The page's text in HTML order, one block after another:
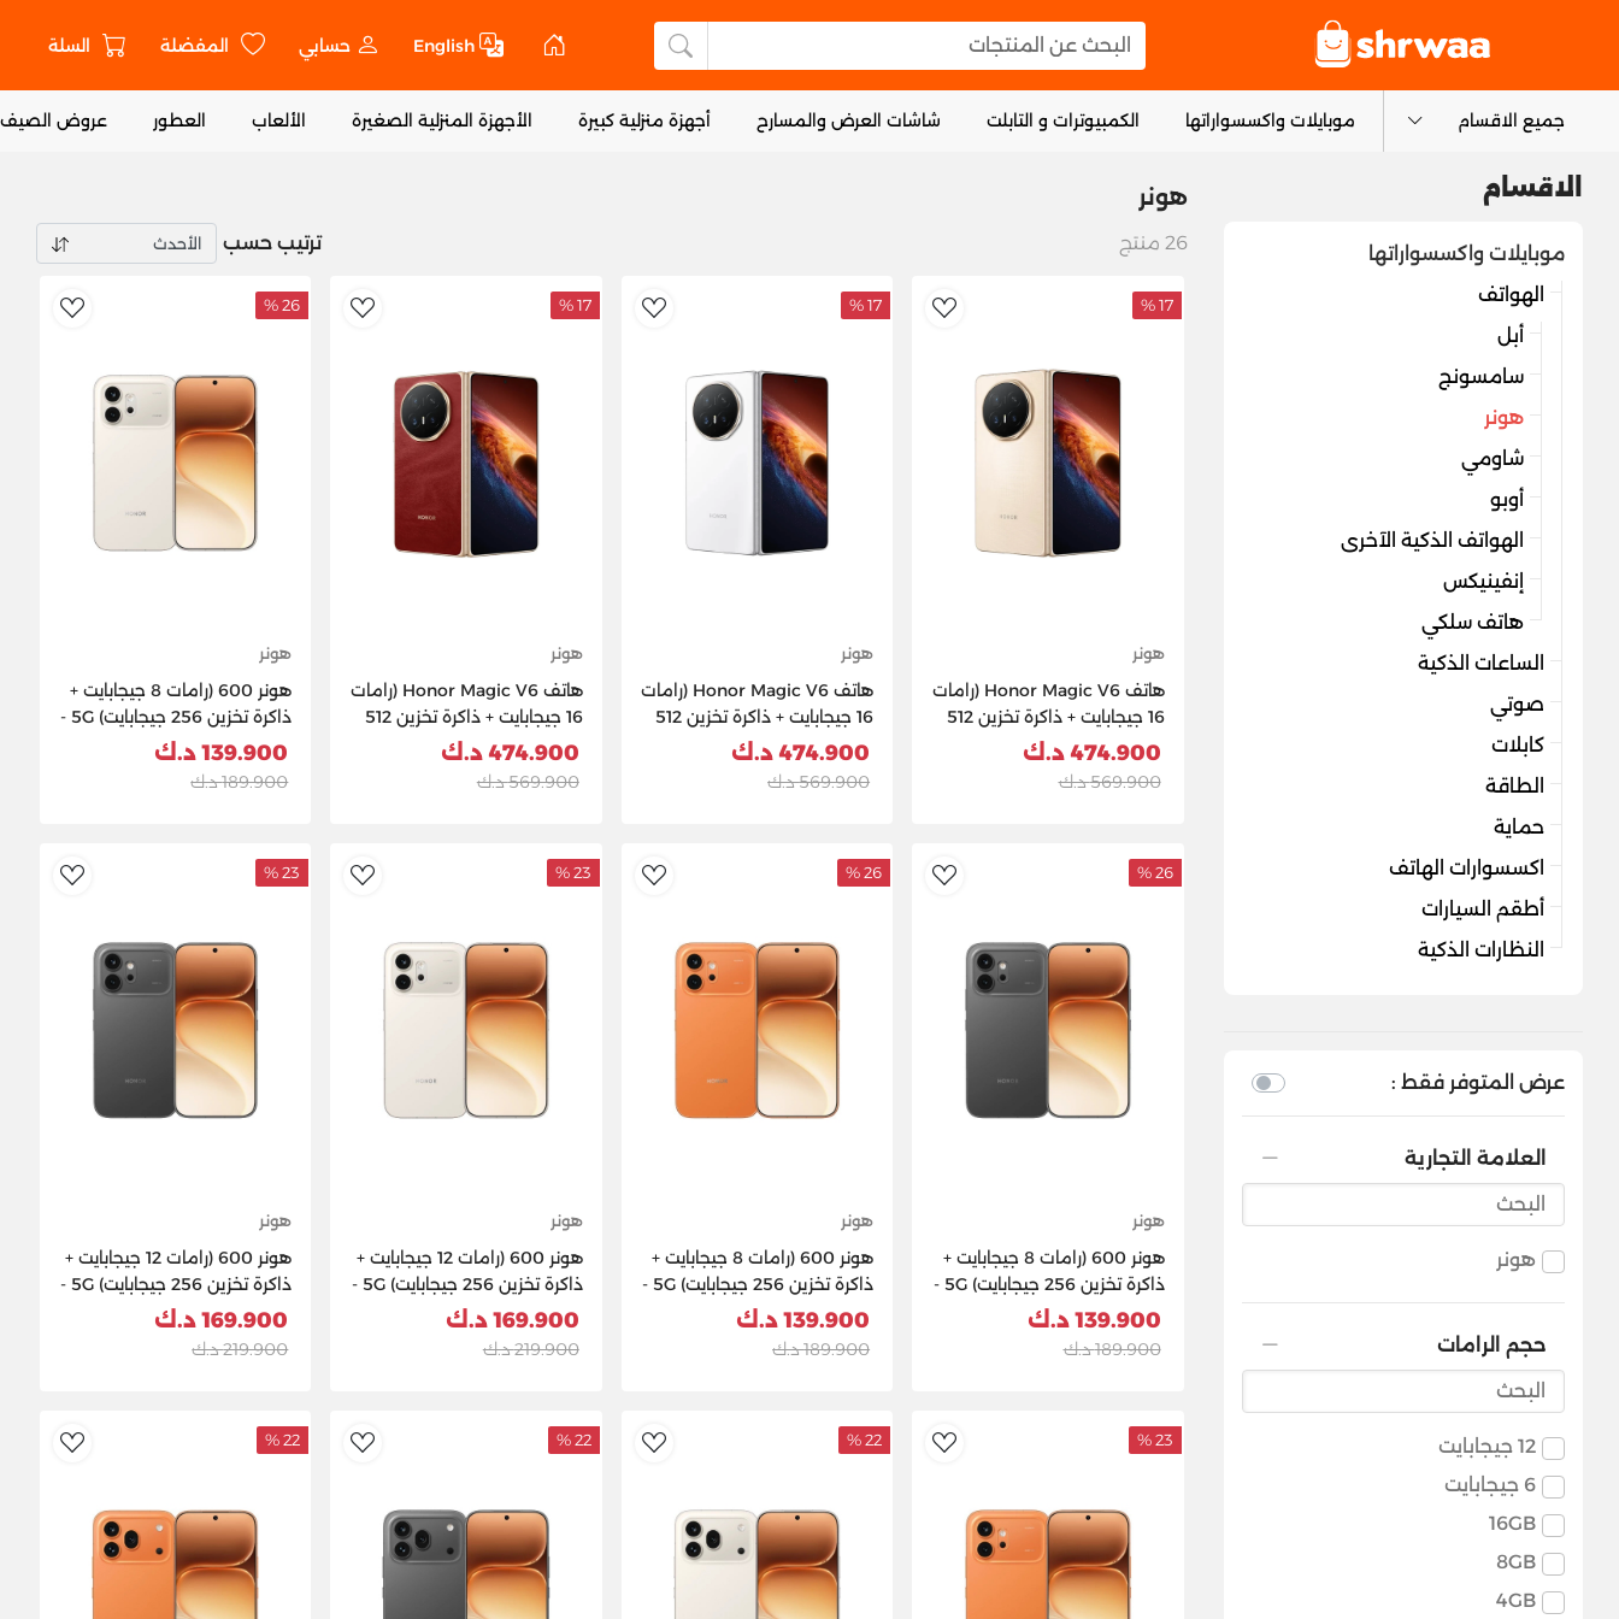
البحث عن المنتجات
البحث عن المنتجات
English حسابي المفضلة السلة
جميع الاقسام موبايلات واكسسواراتها الكمبيوترات و التابلت شاشات العرض والمسارح أجهزة منزلية كبيرة الأجهزة المنزلية الصغيرة الألعاب العطور عروض الصيف
هونر
26 منتج ترتيب حسب
AddToWishlist
17 %
هونر
هاتف Honor Magic V6 (رامات
16 جيجابايت + ذاكرة تخزين 512
جيجابايت) - ذهبي
474.900 د.ك
569.900 د.ك
AddToWishlist
17 %
هونر
هاتف Honor Magic V6 (رامات
16 جيجابايت + ذاكرة تخزين 512
جيجابايت) - أبيض
474.900 د.ك
569.900 د.ك
AddToWishlist
17 %
هونر
هاتف Honor Magic V6 (رامات
16 جيجابايت + ذاكرة تخزين 512
جيجابايت) - أحمر
474.900 د.ك
569.900 د.ك
26 %
هونر
هونر 600 (رامات 8 جيجابايت +
ذاكرة تخزين 256 جيجابايت) 5G -
أبيض
139.900 د.ك
189.900 د.ك
AddToWishlist
26 %
هونر
هونر 600 (رامات 8 جيجابايت +
ذاكرة تخزين 256 جيجابايت) 5G -
أسود
139.900 د.ك
189.900 د.ك
AddToWishlist
26 %
هونر
هونر 600 (رامات 8 جيجابايت +
ذاكرة تخزين 256 جيجابايت) 5G -
برتقالي
139.900 د.ك
189.900 د.ك
AddToWishlist
23 %
هونر
هونر 600 (رامات 12 جيجابايت +
ذاكرة تخزين 256 جيجابايت) 5G -
أبيض
169.900 د.ك
219.900 د.ك
23 %
هونر
هونر 600 (رامات 12 جيجابايت +
ذاكرة تخزين 256 جيجابايت) 5G -
أسود
169.900 د.ك
219.900 د.ك
AddToWishlist
23 %
AddToWishlist
22 %
AddToWishlist
22 %
22 %
الاقسام
موبايلات واكسسواراتها
الهواتف
أبل
سامسونج
هونر
شاومي
أوبو
الهواتف الذكية الآخرى
إنفينيكس
هاتف سلكي
الساعات الذكية
صوتي
كابلات
الطاقة
حماية
اكسسوارات الهاتف
أطقم السيارات
النظارات الذكية
عرض المتوفر فقط :
العلامة التجارية
هونر
حجم الرامات
12 جيجابايت
6 جيجابايت
16GB
8GB
4GB